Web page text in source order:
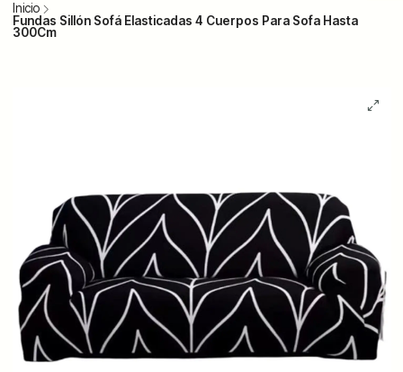
Inicio
Fundas Sillón Sofá Elasticadas 4 Cuerpos Para Sofa Hasta
300Cm